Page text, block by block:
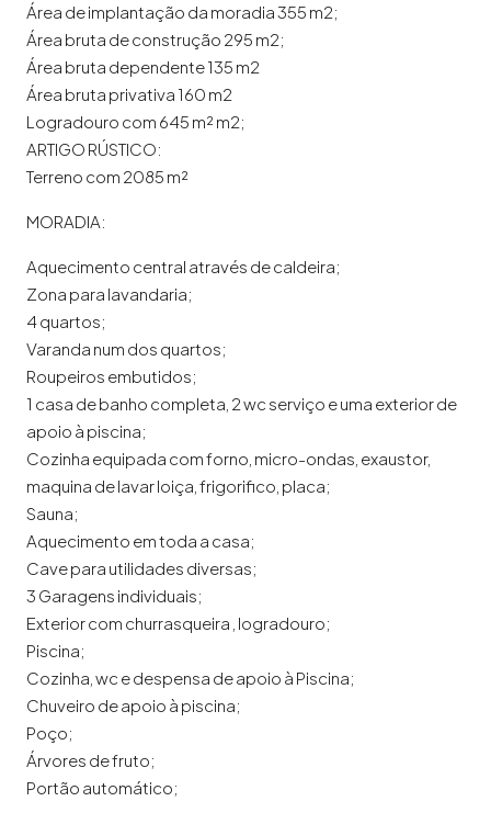
Área de implantação da moradia 355 m2;
Área bruta de construção 295 m2;
Área bruta dependente 135 m2
Área bruta privativa 160 m2
Logradouro com 645 m² m2;
ARTIGO RÚSTICO:
Terreno com 2085 m²
MORADIA:
Aquecimento central através de caldeira;
Zona para lavandaria;
4 quartos;
Varanda num dos quartos;
Roupeiros embutidos;
1 casa de banho completa, 2 wc serviço e uma exterior de
apoio à piscina;
Cozinha equipada com forno, micro-ondas, exaustor,
maquina de lavar loiça, frigorifico, placa;
Sauna;
Aquecimento em toda a casa;
Cave para utilidades diversas;
3 Garagens individuais;
Exterior com churrasqueira , logradouro;
Piscina;
Cozinha, wc e despensa de apoio à Piscina;
Chuveiro de apoio à piscina;
Poço;
Árvores de fruto;
Portão automático;